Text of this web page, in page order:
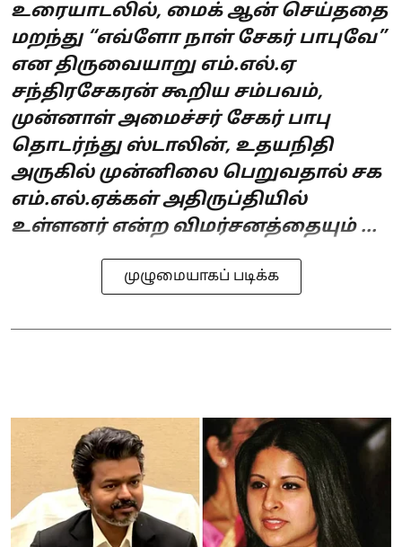
உரையாடலில், மைக் ஆன் செய்ததை
மறந்து “எவ்ளோ நாள் சேகர் பாபுவே”
என திருவையாறு எம்.எல்.ஏ
சந்திரசேகரன் கூறிய சம்பவம்,
முன்னாள் அமைச்சர் சேகர் பாபு
தொடர்ந்து ஸ்டாலின், உதயநிதி
அருகில் முன்னிலை பெறுவதால் சக
எம்.எல்.ஏக்கள் அதிருப்தியில்
உள்ளனர் என்ற விமர்சனத்தையும் ...
முழுமையாகப் படிக்க